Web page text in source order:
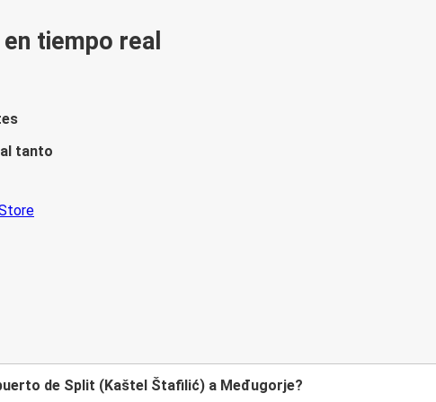
tiempo real
tanto
de Split (Kaštel Štafilić) a Međugorje?